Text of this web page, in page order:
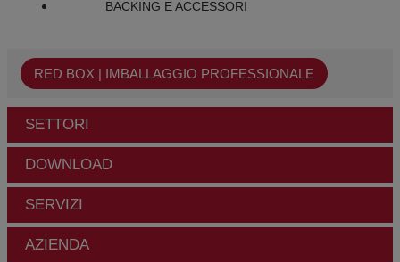
BACKING E ACCESSORI
RED BOX | IMBALLAGGIO PROFESSIONALE
SETTORI
DOWNLOAD
SERVIZI
AZIENDA